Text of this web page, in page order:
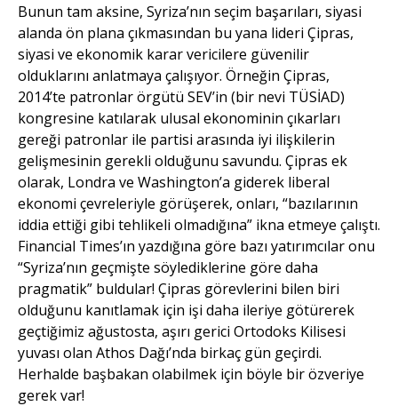
Bunun tam aksine, Syriza’nın seçim başarıları, siyasi
alanda ön plana çıkmasından bu yana lideri Çipras,
siyasi ve eko­nomik karar vericilere güvenilir
olduklarını anlatmaya çalışıyor. Örneğin Çipras,
2014’te patronlar örgütü SEV’in (bir nevi TÜSİAD)
kongresine katılarak ulusal eko­nominin çıkarları
gereği patronlar ile partisi arasında iyi ilişkilerin
gelişmesinin gerekli olduğunu savundu. Çipras ek
olarak, Londra ve Washington’a giderek liberal
ekonomi çevreleriyle görüşerek, onları, “bazılarının
iddia ettiği gibi tehlikeli olmadığına” ikna etmeye çalıştı.
Financial Times’ın yazdı­ğına göre bazı yatırımcılar onu
“Syriza’nın geçmişte söyledikle­rine göre daha
pragmatik” buldular! Çipras görevlerini bilen biri
olduğunu kanıtlamak için işi daha ileriye götürerek
geçtiğimiz ağustosta, aşırı gerici Ortodoks Kilisesi
yuvası olan Athos Dağı’nda birkaç gün geçirdi.
Herhalde başbakan olabilmek için böyle bir özveriye
gerek var!